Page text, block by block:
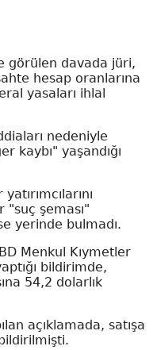
görülen davada jüri,
hesap oranlarına
yasaları ihlal
nedeniyle
kaybı" yaşandığı
"suç şeması"
yerinde bulmadı.
Menkul Kıymetler
bildirimde,
54,2 dolarlık
açıklamada, satışa